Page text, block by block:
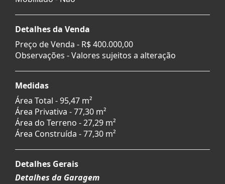
Detalhes da Venda
Preço de Venda - R$ 400.000,00
Observações - Valores sujeitos a alteração
Medidas
Área Total - 95,47 m²
Área Privativa - 77,30 m²
Área do Terreno - 27,29 m²
Área Construída - 77,30 m²
Detalhes Gerais
Detalhes da Garagem